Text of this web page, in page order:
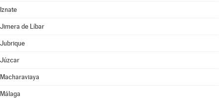
Iznate
Jimera de Líbar
Jubrique
Júzcar
Macharaviaya
Málaga